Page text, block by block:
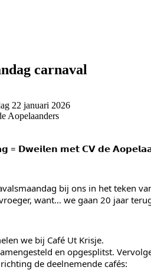
carnaval
22 januari 2026
Aopelaanders
= 𝗗𝘄𝗲𝗶𝗹𝗲𝗻 𝗺𝗲𝘁 𝗖𝗩 𝗱𝗲
bij ons in het teken
want… we gaan 20 jaar
we bij Café Ut Krisje.
en opgesplitst.
de deelnemende cafés: